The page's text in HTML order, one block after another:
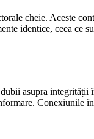
cheie. Aceste
identice, ceea ce
asupra integrității
Conexiunile